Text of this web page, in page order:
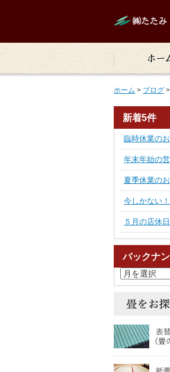
ホーム > ブログ
新着5件
臨時休業の
年末年始の
夏季休業の
今しかない
５月の店休
バックナ